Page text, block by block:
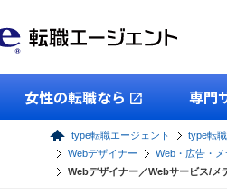
女性の転職なら 専門
type転職エージェント type転
Webデザイナー
Web・広告・メ
Webデザイナー／Webサービス/メ